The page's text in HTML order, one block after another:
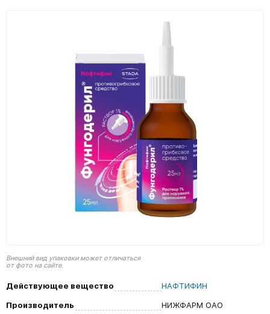
Внешний вид упаковки может отличаться
от фото на сайте.
Действующее вещество
НАФТИФИН
Производитель
НИЖФАРМ ОАО